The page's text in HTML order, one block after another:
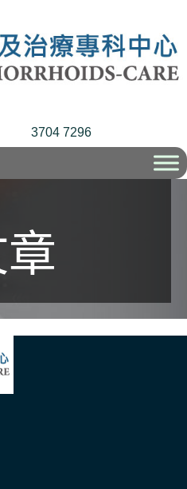
3704 7296